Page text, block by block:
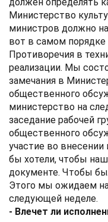
Министерство
министров должно
вот в самом
Противоречия в
реализации. Мы
замечания в
общественного
министерство на
заседание рабочей
общественного
участие во
бы хотели, чтобы
документе. Чтобы
Этого мы ожидаем
следующей неделе.
- Влечет ли